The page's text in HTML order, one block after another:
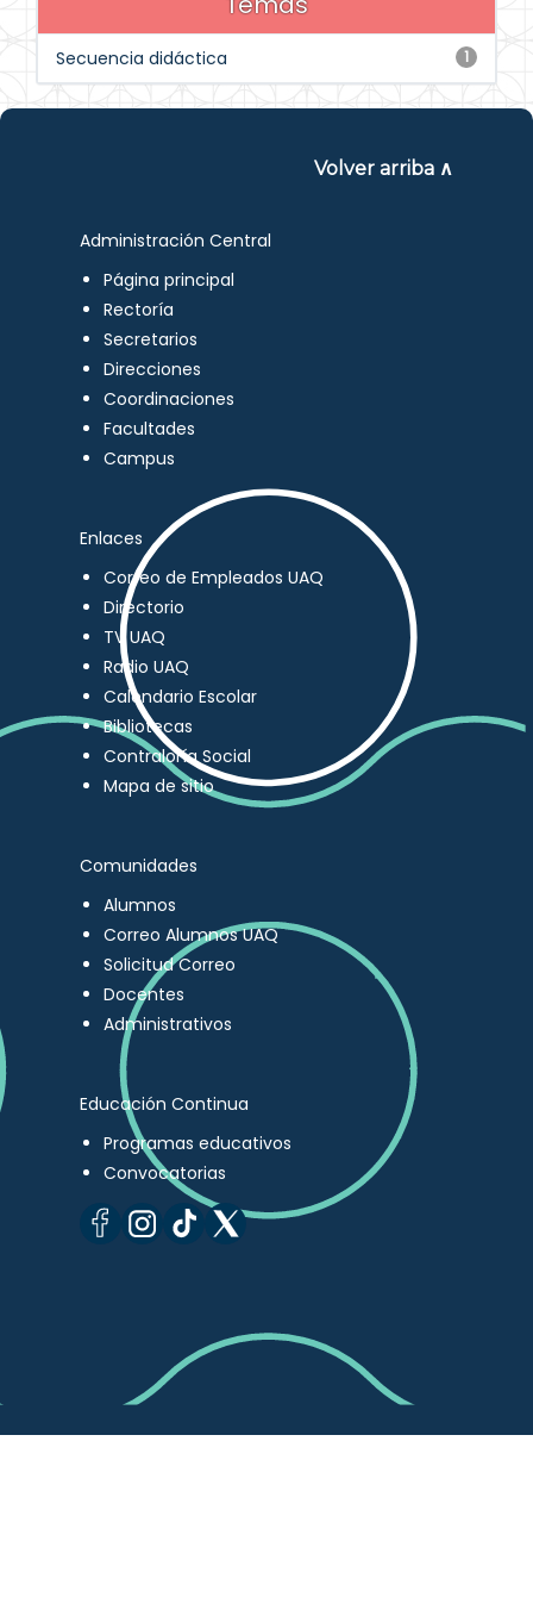
1
Secuencia didáctica
Volver arriba ∧
Administración Central
Página principal
Rectoría
Secretarios
Direcciones
Coordinaciones
Facultades
Campus
Enlaces
Correo de Empleados UAQ
Directorio
TV UAQ
Radio UAQ
Calendario Escolar
Bibliotecas
Contraloría Social
Mapa de sitio
Comunidades
Alumnos
Correo Alumnos UAQ
Solicitud Correo
Docentes
Administrativos
Educación Continua
Programas educativos
Convocatorias